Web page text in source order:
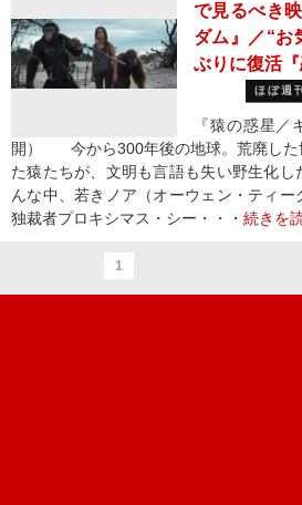
で見るべき
ダム』／“お
ぶりに復活『
ほぼ週
『猿の惑星
開） 今から300年後の地球。荒廃した
た猿たちが、文明も言語も失い野生化
んな中、若きノア（オーウェン・ティー
独裁者プロキシマス・シー・・・ 続きを
1